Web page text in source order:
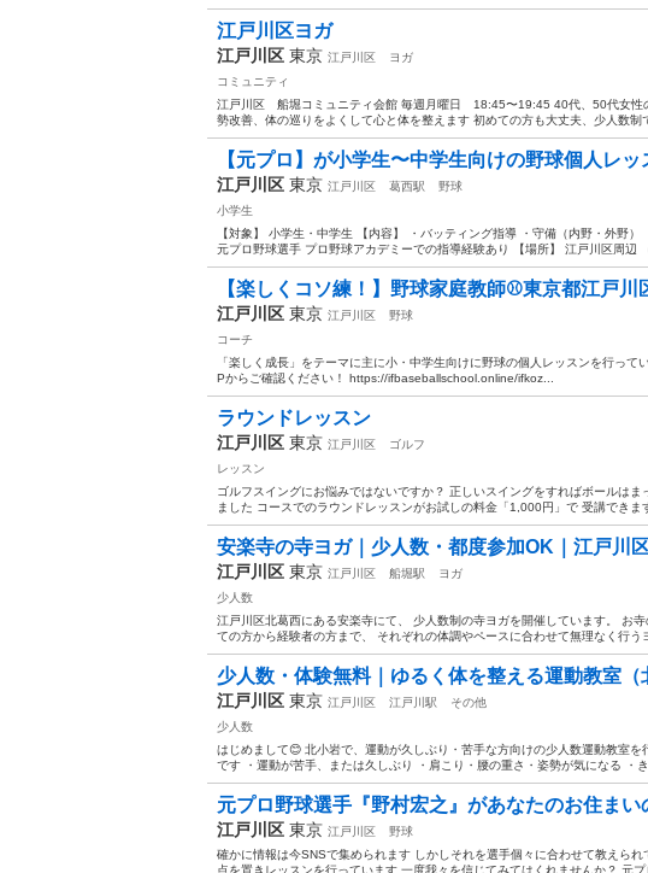
江戸川区ヨガ
江戸川区 東京 江戸川区
ヨガ
コミュニティ
江戸川区 船堀コミュニティ会館 毎週月曜日 18:45〜19:45 40代、50代女性
勢改善、体の巡りをよくして心と体を整えます 初めての方も大丈夫、少人数制
【元プロ】が小学生〜中学生向けの野球個人レ
江戸川区 東京 江戸川区 葛西駅
野球
小学生
【対象】 小学生・中学生 【内容】 ・バッティング指導 ・守備（内野・外野）
元プロ野球選手 プロ野球アカデミーでの指導経験あり 【場所】 江戸川区周辺
【楽しくコソ練！】野球家庭教師⚾️東京都江戸川
江戸川区 東京 江戸川区
野球
コーチ
「楽しく成長」をテーマに主に小・中学生向けに野球の個人レッスンを行っ
Pからご確認ください！ https://ifbaseballschool.online/ifkoz...
ラウンドレッスン
江戸川区 東京 江戸川区
ゴルフ
レッスン
ゴルフスイングにお悩みではないですか？ 正しいスイングをすればボールは
ました コースでのラウンドレッスンがお試しの料金「1,000円」で 受講できま
安楽寺の寺ヨガ｜少人数・都度参加OK｜江戸川
江戸川区 東京 江戸川区 船堀駅
ヨガ
少人数
江戸川区北葛西にある安楽寺にて、 少人数制の寺ヨガを開催しています。 お
ての方から経験者の方まで、 それぞれの体調やペースに合わせて無理なく行う
少人数・体験無料｜ゆるく体を整える運動教室（
江戸川区 東京 江戸川区 江戸川駅
その他
少人数
はじめまして😊 北小岩で、運動が久しぶり・苦手な方向けの少人数運動教
です ・運動が苦手、または久しぶり ・肩こり・腰の重さ・姿勢が気になる ・
元プロ野球選手『野村宏之』があなたのお住ま
江戸川区 東京 江戸川区
野球
確かに情報は今SNSで集められます しかしそれを選手個々に合わせて教えら
点を置きレッスンを行っています 一度我々を信じてみてはくれませんか？ 元プ